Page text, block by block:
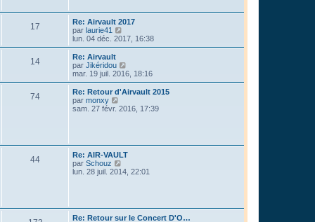
e
d
r
n
e
r
m
e
s
17
Re: Airvault 2017
par laurie41
o
n
u
l
e
r
l
e
n
i
r
lun. 04 déc. 2017, 16:38
14
Re: Airvault
par Jikéridou
o
n
s
l
e
r
r
m
mar. 19 juil. 2016, 18:16
74
Re: Retour d'Airvault 2015
par monxy
o
e
r
l
r
n
sam. 27 févr. 2016, 17:39
44
Re: AIR-VAULT
par Schouz
o
lun. 28 juil. 2014, 22:01
Re: Retour sur le Concert D'O…